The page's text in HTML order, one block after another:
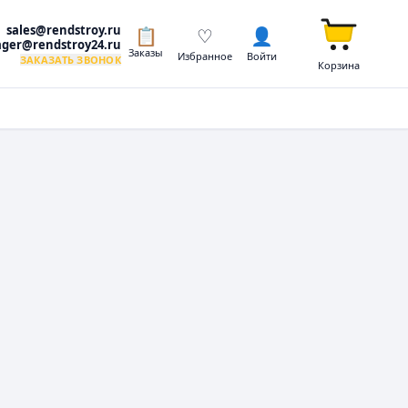
sales@rendstroy.ru
ЗАКАЗАТЬ ЗВОНОК
📋
Заказы
♡
Избранное
👤
Войти
Корзина